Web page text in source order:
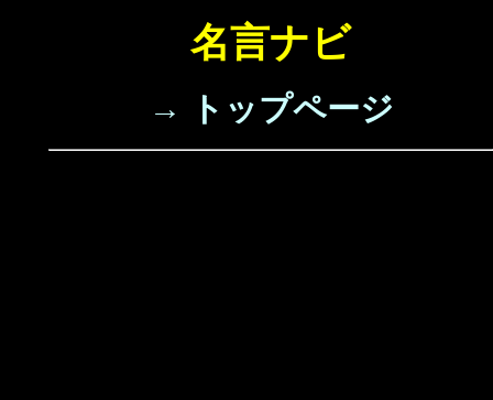
名言ナビ
→ トップページ